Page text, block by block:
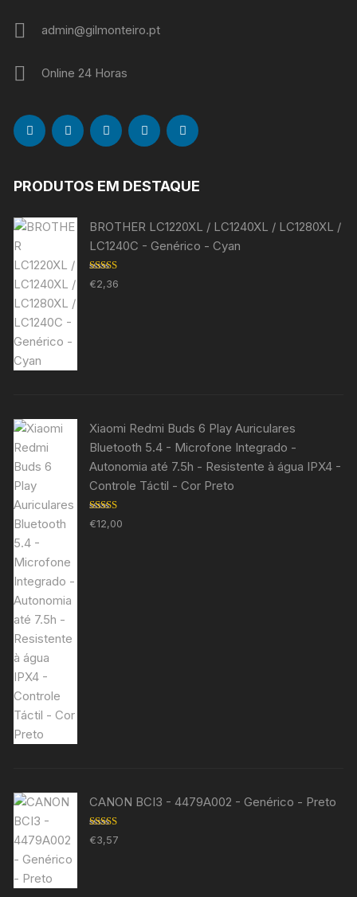
admin@gilmonteiro.pt
Online 24 Horas
PRODUTOS EM DESTAQUE
BROTHER LC1220XL / LC1240XL / LC1280XL /
LC1240C - Genérico - Cyan
Avaliação
5.00de 5
€2,36
Xiaomi Redmi Buds 6 Play Auriculares
Bluetooth 5.4 - Microfone Integrado -
Autonomia até 7.5h - Resistente à água IPX4 -
Controle Táctil - Cor Preto
Avaliação
5.00de 5
€12,00
CANON BCI3 - 4479A002 - Genérico - Preto
Avaliação
5.00de 5
€3,57